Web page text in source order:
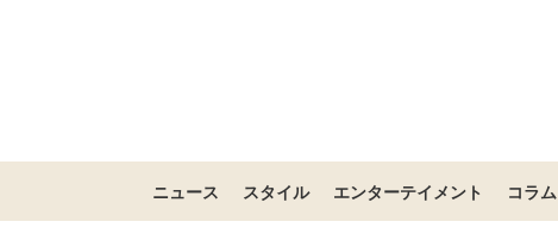
ニュース スタイル エンターテイメント コラム